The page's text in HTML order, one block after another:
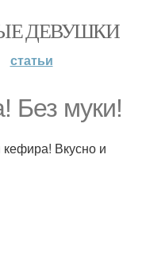
ДЕВУШКИ
статьи
Без муки!
Вкусно и